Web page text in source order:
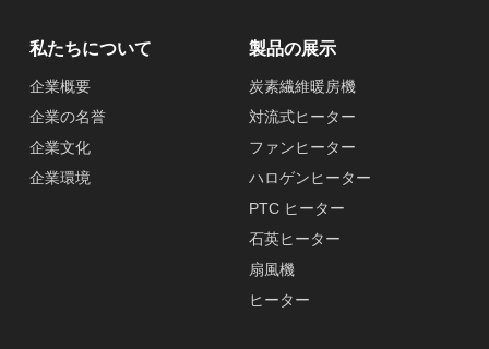
私たちについて
企業概要
企業の名誉
企業文化
企業環境
製品の展示
炭素繊維暖房機
対流式ヒーター
ファンヒーター
ハロゲンヒーター
PTC ヒーター
石英ヒーター
扇風機
ヒーター